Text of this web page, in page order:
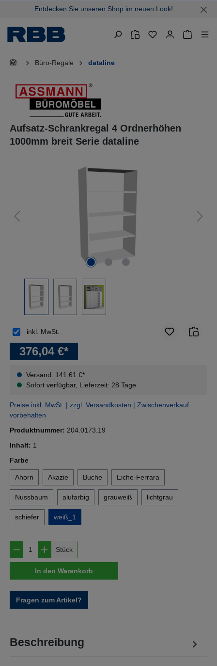
springenEntdecken Sie unseren Shop im neuen Look!
Büro-Regale dataline
Aufsatz-Schrankregal 4 Ordnerhöhen
1000mm breit Serie dataline
Bildergalerie überspringen
376,04 €*
Versand: 141,61 €*
Sofort verfügbar, Lieferzeit: 28 Tage
inkl. MwSt.
Preise inkl. MwSt. | zzgl. Versandkosten | Zwischenverkauf
vorbehalten
Produktnummer: 204.0173.19
Inhalt: 1
Farbeauswählen
Ahorn Akazie Buche Eiche-Ferrara
Nussbaum alufarbig grauweiß lichtgrau
schiefer weiß_1
Produkt Anzahl: Gib den gewünschten
Stück
In den Warenkorb
Fragen zum Artikel?
Beschreibung